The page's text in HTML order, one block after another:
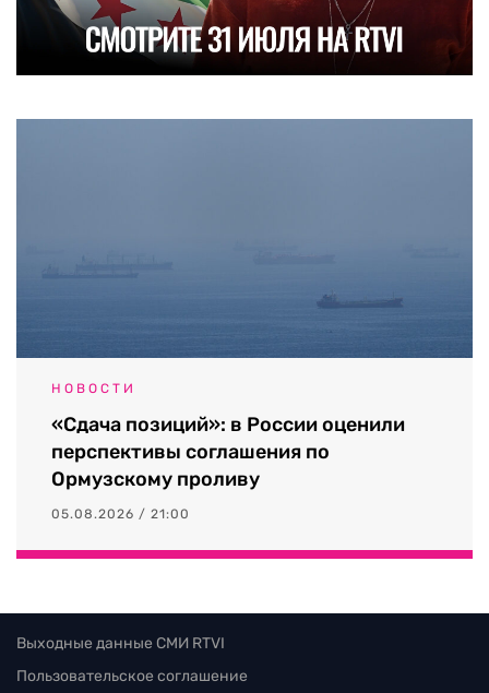
НОВОСТИ
«Сдача позиций»: в России оценили
перспективы соглашения по
Ормузскому проливу
05.08.2026 / 21:00
Выходные данные СМИ RTVI
Пользовательское соглашение